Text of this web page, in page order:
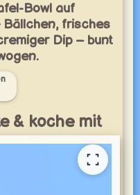
Bowl auf
Bällchen, frisches
Dip – bunt
& koche mit